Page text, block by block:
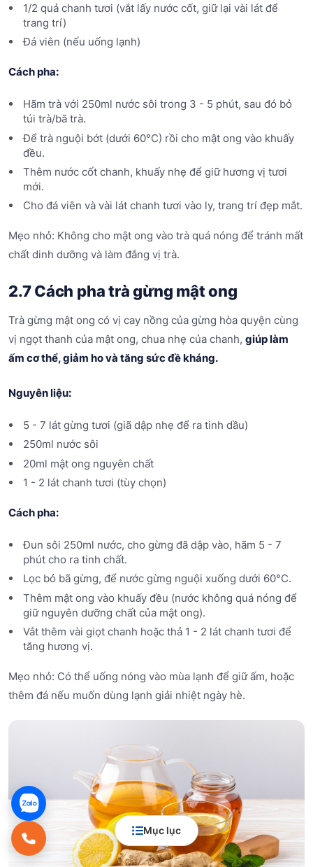
1/2 quả chanh tươi (vắt lấy nước cốt, giữ lại vài lát để
trang trí)
Đá viên (nếu uống lạnh)
Cách pha:
Hãm trà với 250ml nước sôi trong 3 - 5 phút, sau đó bỏ
túi trà/bã trà.
Để trà nguội bớt (dưới 60°C) rồi cho mật ong vào khuấy
đều.
Thêm nước cốt chanh, khuấy nhẹ để giữ hương vị tươi
mới.
Cho đá viên và vài lát chanh tươi vào ly, trang trí đẹp mắt.
Mẹo nhỏ: Không cho mật ong vào trà quá nóng để tránh mất
chất dinh dưỡng và làm đắng vị trà.
2.7 Cách pha trà gừng mật ong
Trà gừng mật ong có vị cay nồng của gừng hòa quyện cùng
vị ngọt thanh của mật ong, chua nhẹ của chanh, giúp làm
ấm cơ thể, giảm ho và tăng sức đề kháng.
Nguyên liệu:
5 - 7 lát gừng tươi (giã dập nhẹ để ra tinh dầu)
250ml nước sôi
20ml mật ong nguyên chất
1 - 2 lát chanh tươi (tùy chọn)
Cách pha:
Đun sôi 250ml nước, cho gừng đã dập vào, hãm 5 - 7
phút cho ra tinh chất.
Lọc bỏ bã gừng, để nước gừng nguội xuống dưới 60°C.
Thêm mật ong vào khuấy đều (nước không quá nóng để
giữ nguyên dưỡng chất của mật ong).
Vắt thêm vài giọt chanh hoặc thả 1 - 2 lát chanh tươi để
tăng hương vị.
Mẹo nhỏ: Có thể uống nóng vào mùa lạnh để giữ ấm, hoặc
thêm đá nếu muốn dùng lạnh giải nhiệt ngày hè.
Mục lục